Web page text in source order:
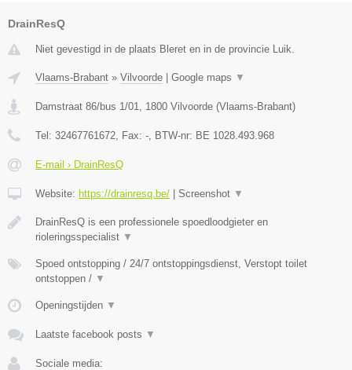
DrainResQ
Niet gevestigd in de plaats Bleret en in de provincie Luik.
Vlaams-Brabant » Vilvoorde | Google maps ▼
Damstraat 86/bus 1/01 1800 Vilvoorde (Vlaams-Brabant)
Tel: 32467761672 , Fax: - , BTW-nr: BE 1028.493.968
E-mail › DrainResQ
Website: https://drainresq.be/ | Screenshot ▼
DrainResQ is een professionele spoedloodgieter en
rioleringsspecialist ▼
Spoed ontstopping / 24/7 ontstoppingsdienst, Verstopt toilet
ontstoppen / ▼
Openingstijden ▼
Laatste facebook posts ▼
Sociale media: